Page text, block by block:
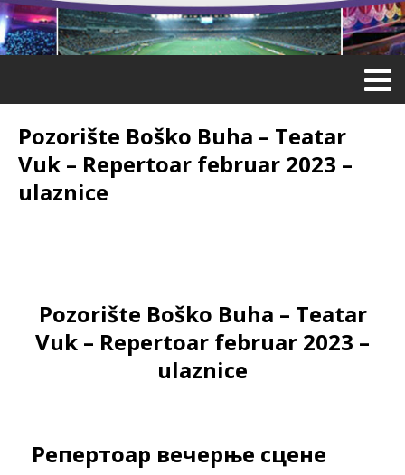
Pozorište Boško Buha – Teatar
Vuk – Repertoar februar 2023 –
ulaznice
Pozorište Boško Buha – Teatar
Vuk – Repertoar februar 2023 –
ulaznice
Репертоар вечерње сцене